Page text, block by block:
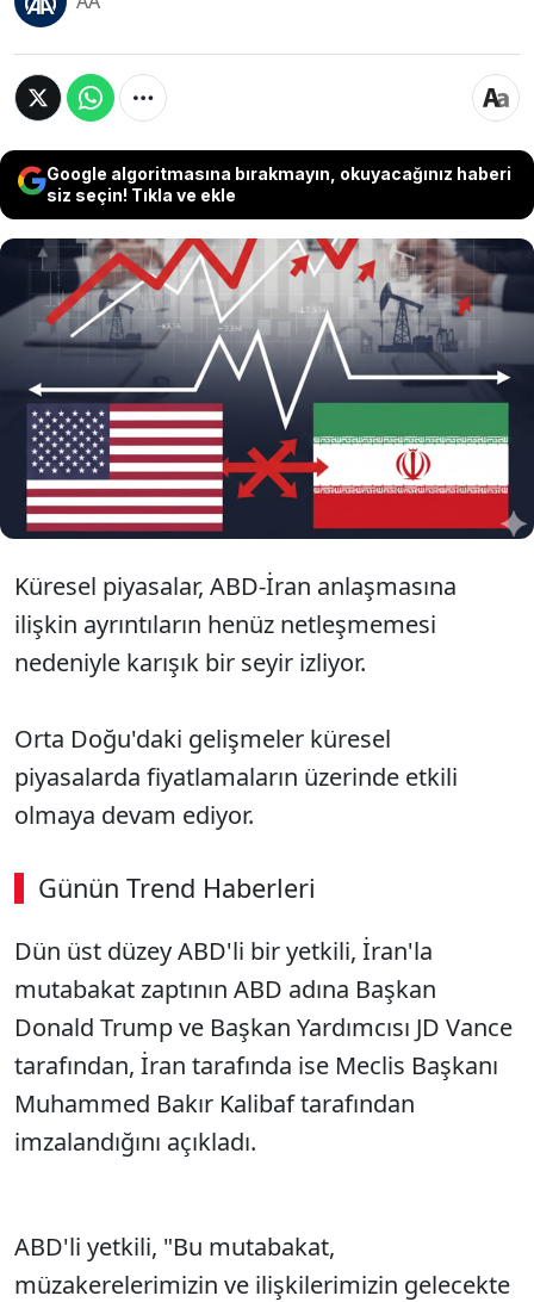
Google algoritmasına bırakmayın, okuyacağınız haberi
siz seçin! Tıkla ve ekle
ABD ile İran arasında imzalanan mutabakat
zaptının ardından detayların belirsizliği küresel
piyasalarda temkinli bir bekleyiş yaratırken;
SpaceX’in tarihi halka arzı ve Japonya Merkez
Bankası’nın (BoJ) 1995’ten bu yana ilk kez faizi
yüzde 1’e yükseltmesi küresel finans dünyasında
yeni bir dönem başlattı.
Küresel piyasalar, ABD-İran anlaşmasına
ilişkin ayrıntıların henüz netleşmemesi
nedeniyle karışık bir seyir izliyor.
Orta Doğu'daki gelişmeler küresel
piyasalarda fiyatlamaların üzerinde etkili
olmaya devam ediyor.
Günün Trend Haberleri
Dün üst düzey ABD'li bir yetkili, İran'la
mutabakat zaptının ABD adına Başkan
Donald Trump ve Başkan Yardımcısı JD Vance
tarafından, İran tarafında ise Meclis Başkanı
Muhammed Bakır Kalibaf tarafından
imzalandığını açıkladı.
ABD'li yetkili, "Bu mutabakat,
müzakerelerimizin ve ilişkilerimizin gelecekte